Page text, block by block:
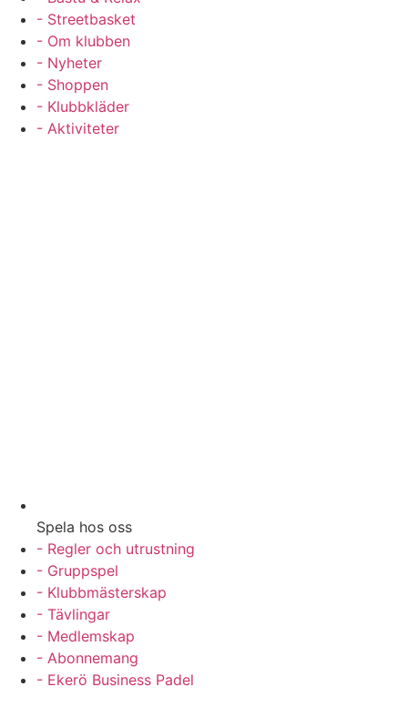
- Streetbasket
- Om klubben
- Nyheter
- Shoppen
- Klubbkläder
- Aktiviteter
Spela hos oss
- Regler och utrustning
- Gruppspel
- Klubbmästerskap
- Tävlingar
- Medlemskap
- Abonnemang
- Ekerö Business Padel